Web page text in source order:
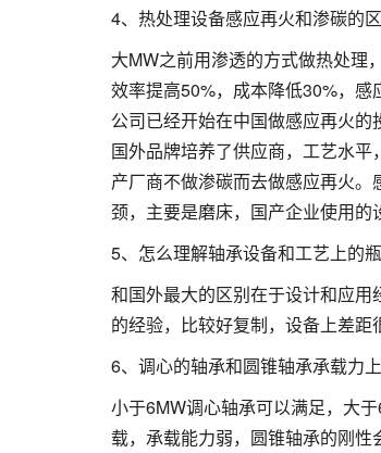
4、热处理设备感应再火和渗碳的区
大MW之前用渗透的方式做热处理
效率提高50%，成本降低30%，
公司已经开始在中国做感应再火的
国外品牌培养了供应商，工艺水
产厂商不做渗碳而去做感应再火
颈，主要是磨床，国产企业使用的
5、怎么理解轴承设备和工艺上的瓶
和国外最大的区别在于设计和应
的经验，比较好复制，设备上差距
6、调心的轴承和圆锥轴承承载力上
小于6MW调心轴承可以满足，大
载，承载能力弱，圆锥轴承的刚性